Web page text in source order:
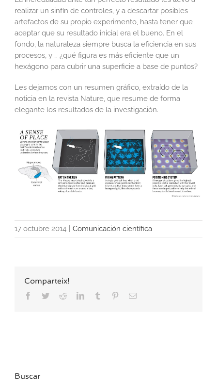
realizar un sinfín de controles, y a descartar posibles
artefactos de su propio experimento, hasta tener que
aceptar que su resultado inicial era el bueno. En el
fondo, la naturaleza siempre busca la eficiencia en sus
procesos, y … ¿qué figura es más eficiente que un
hexágono para cubrir una superficie a base de puntos?
Les dejamos con un resumen gráfico, extraído de la
noticia en la revista Nature, que resume de forma
elegante los resultados de la investigación.
17 octubre 2014 Comunicación científica
Comparteix!
Facebook
TwitterRedditLinkedInTumblr PinterestCorreo
Buscar